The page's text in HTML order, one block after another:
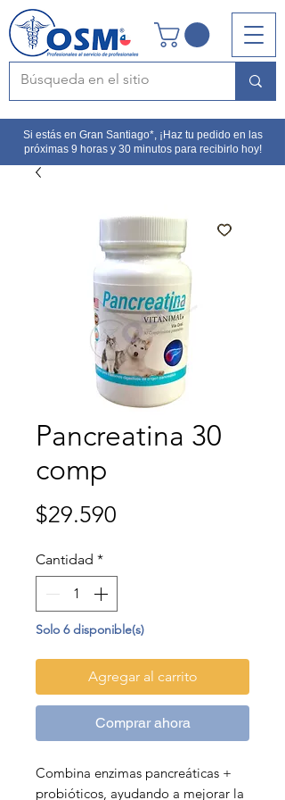
Si estás en Gran Santiago*, ¡Haz tu pedido en las
próximas 9 horas y 30 minutos para recibirlo hoy!
Pancreatina 30
comp
$29.590
Cantidad *
Solo 6 disponible(s)
Agregar al carrito
Comprar ahora
Combina enzimas pancreáticas +
probióticos, ayudando a mejorar la